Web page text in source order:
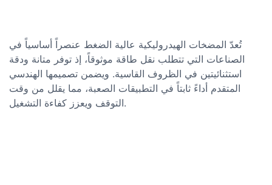
تُعدّ المضخات الهيدروليكية عالية الضغط عنصراً أساسياً في
الصناعات التي تتطلب نقل طاقة موثوقاً، إذ توفر متانة ودقة
استثنائيتين في الظروف القاسية. ويضمن تصميمها الهندسي
المتقدم أداءً ثابتاً في التطبيقات الصعبة، مما يقلل من وقت
التوقف ويعزز كفاءة التشغيل.